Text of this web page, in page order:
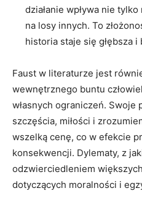
działanie wpływa nie
na losy innych. To
historia staje się głębsza
Faust w literaturze jest
wewnętrznego buntu
własnych ograniczeń. Swoje
szczęścia, miłości i
wszelką cenę, co w efekcie
konsekwencji. Dylematy, z
odzwierciedleniem
dotyczących moralności i